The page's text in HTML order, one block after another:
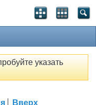
указать
Вверх